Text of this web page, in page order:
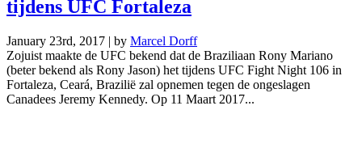
tijdens UFC Fortaleza
January 23rd, 2017 | by Marcel Dorff
Zojuist maakte de UFC bekend dat de Braziliaan Rony Mariano
(beter bekend als Rony Jason) het tijdens UFC Fight Night 106 in
Fortaleza, Ceará, Brazilië zal opnemen tegen de ongeslagen
Canadees Jeremy Kennedy. Op 11 Maart 2017...